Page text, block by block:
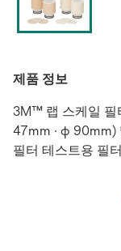
제품 정보
3M™ 랩 스케일 필
47mm · φ 90mm)
필터 테스트용 필